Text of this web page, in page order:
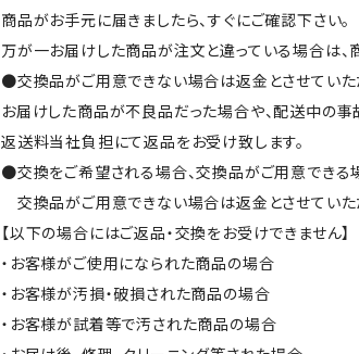
商品がお手元に届きましたら、すぐにご確認下さい。
万が一お届けした商品が注文と違っている場合は、
●交換品がご用意できない場合は返金とさせていた
お届けした商品が不良品だった場合や、配送中の
返送料当社負担にて返品をお受け致します。
●交換をご希望される場合、交換品がご用意できる
交換品がご用意できない場合は返金とさせていた
【以下の場合にはご返品・交換をお受けできません】
・お客様がご使用になられた商品の場合
・お客様が汚損・破損された商品の場合
・お客様が試着等で汚された商品の場合